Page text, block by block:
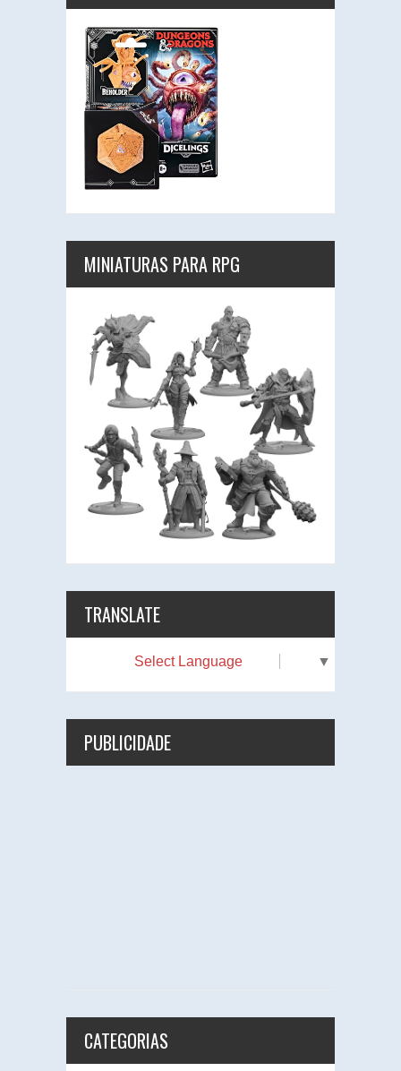
MINIATURAS PARA RPG
TRANSLATE
Select Language ▼
PUBLICIDADE
CATEGORIAS